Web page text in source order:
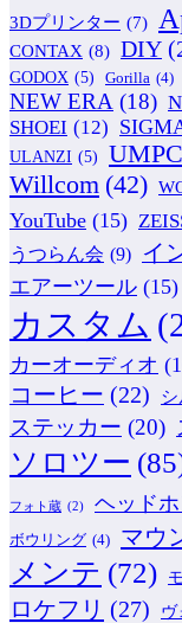
3Dプリンター (7)
CONTAX (8) DIY
GODOX (5) Gorilla (4)
NEW ERA (18)
SHOEI (12)
ULANZI (5) UMPC
Willcom (42)
YouTube (15)
うつらん会 (9) イ
エアーツール (15)
カスタム
カーオーディオ
コーヒー (22) シ
ステッカー (20)
ソロツー
フォト蔵 (2) ヘッド
ボウリング (4) マウ
メンテ (72)
ロケフリ (27) ヴ